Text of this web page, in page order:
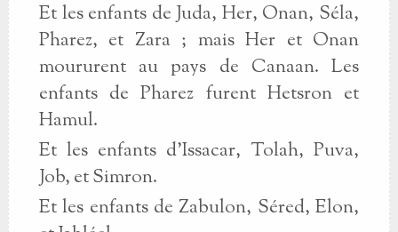
Et les enfants de Juda, Her, Onan, Séla,
Pharez, et Zara ; mais Her et Onan
moururent au pays de Canaan. Les
enfants de Pharez furent Hetsron et
Hamul.
Et les enfants d’Issacar, Tolah, Puva,
Job, et Simron.
Et les enfants de Zabulon, Séred, Elon,